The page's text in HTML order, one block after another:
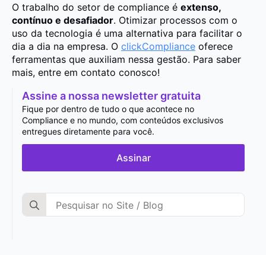
O trabalho do setor de compliance é extenso,
contínuo e desafiador. Otimizar processos com o
uso da tecnologia é uma alternativa para facilitar o
dia a dia na empresa. O clickCompliance oferece
ferramentas que auxiliam nessa gestão. Para saber
mais, entre em contato conosco!
Assine a nossa newsletter gratuita
Fique por dentro de tudo o que acontece no
Compliance e no mundo, com conteúdos exclusivos
entregues diretamente para você.
Assinar
Search
for: